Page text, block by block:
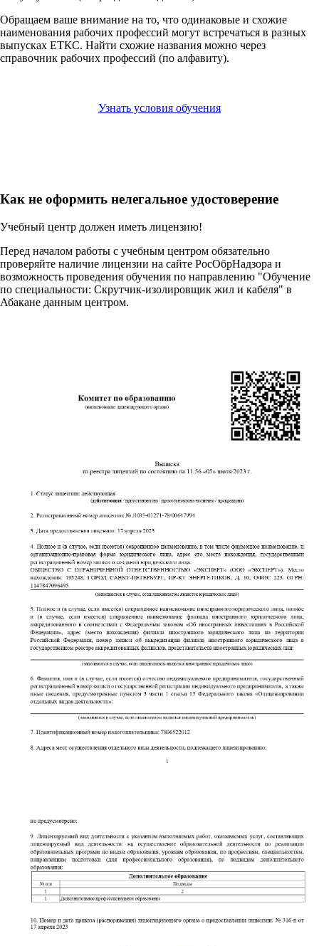
Обращаем ваше внимание на то, что одинаковые и схожие
наименования рабочих профессий могут встречаться в разных
выпусках ЕТКС. Найти схожие названия можно через
справочник рабочих профессий (по алфавиту).
Узнать условия обучения
Как не оформить нелегальное удостоверение
Учебный центр должен иметь лицензию!
Перед началом работы с учебным центром обязательно
проверяйте наличие лицензии на сайте РосОбрНадзора и
возможность проведения обучения по направлению "Обучение
по специальности: Скрутчик-изолировщик жил и кабеля" в
Абакане данным центром.